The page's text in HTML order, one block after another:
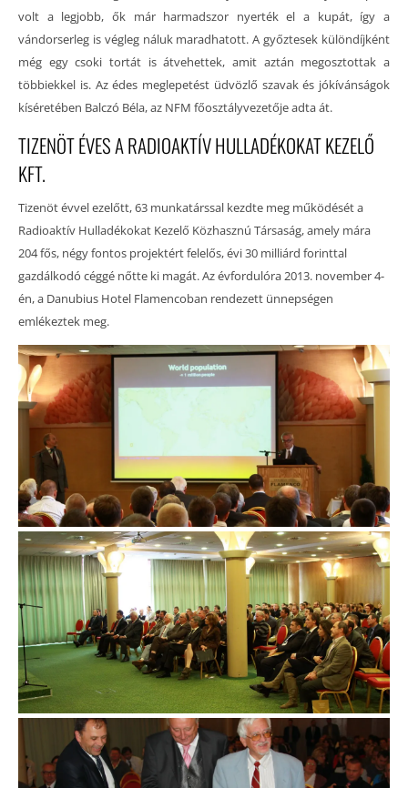
volt a legjobb, ők már harmadszor nyerték el a kupát, így a
vándorserleg is végleg náluk maradhatott. A győztesek különdíjként
még egy csoki tortát is átvehettek, amit aztán megosztottak a
többiekkel is. Az édes meglepetést üdvözlő szavak és jókívánságok
kíséretében Balczó Béla, az NFM főosztályvezetője adta át.
TIZENÖT ÉVES A RADIOAKTÍV HULLADÉKOKAT KEZELŐ
KFT.
Tizenöt évvel ezelőtt, 63 munkatárssal kezdte meg működését a
Radioaktív Hulladékokat Kezelő Közhasznú Társaság, amely mára
204 fős, négy fontos projektért felelős, évi 30 milliárd forinttal
gazdálkodó céggé nőtte ki magát. Az évfordulóra 2013. november 4-
én, a Danubius Hotel Flamencoban rendezett ünnepségen
emlékeztek meg.